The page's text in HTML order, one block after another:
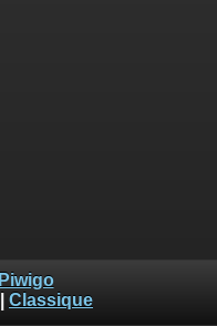
Piwigo
Classique